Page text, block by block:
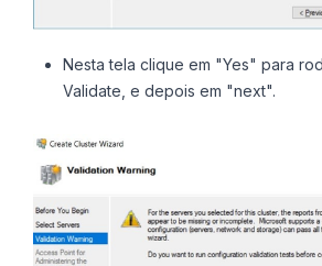
Nesta tela clique em "Yes" para
Validate, e depois em "next".